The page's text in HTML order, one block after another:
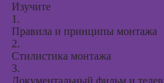
Изучите
1.
Правила и принципы монтажа
2.
Стилистика монтажа
3.
Документальный фильм и